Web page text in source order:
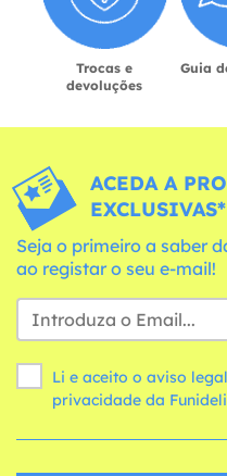
Trocas e
devoluções
Guia
ACEDA A
EXCLUSIVAS*
Seja o primeiro a saber
ao registar o seu e-mail!
Li e aceito o aviso
privacidade da